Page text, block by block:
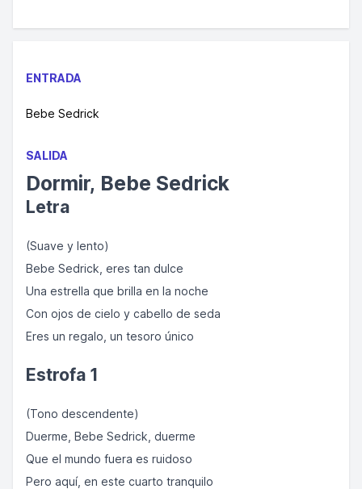
ENTRADA
Bebe Sedrick
SALIDA
Dormir, Bebe Sedrick
Letra
(Suave y lento)
Bebe Sedrick, eres tan dulce
Una estrella que brilla en la noche
Con ojos de cielo y cabello de seda
Eres un regalo, un tesoro único
Estrofa 1
(Tono descendente)
Duerme, Bebe Sedrick, duerme
Que el mundo fuera es ruidoso
Pero aquí, en este cuarto tranquilo